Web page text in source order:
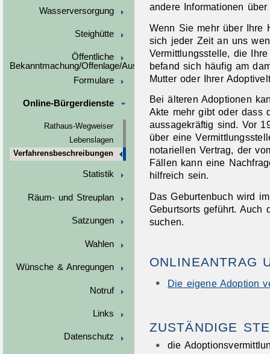
Wasserversorgung
Steighütte
Öffentliche
Bekanntmachung/Offenlage/Ausschreibungen
Formulare
Online-Bürgerdienste
Rathaus-Wegweiser
Lebenslagen
Verfahrensbeschreibungen
Statistik
Räum- und Streuplan
Satzungen
Wahlen
Wünsche & Anregungen
Notruf
Links
Datenschutz
andere Informationen
Wenn Sie mehr über Ihre
sich jeder Zeit an uns
Vermittlungsstelle, die
befand sich häufig am
Mutter oder Ihrer
Bei älteren Adoptionen
Akte mehr gibt oder dass
aussagekräftig sind. Vor
über eine
notariellen Vertrag, der
Fällen kann eine
hilfreich sein.
Das Geburtenbuch wird
Geburtsorts geführt. Auch
suchen.
ONLINEANTRAG
Die eigene Adoption
ZUSTÄNDIGE
die